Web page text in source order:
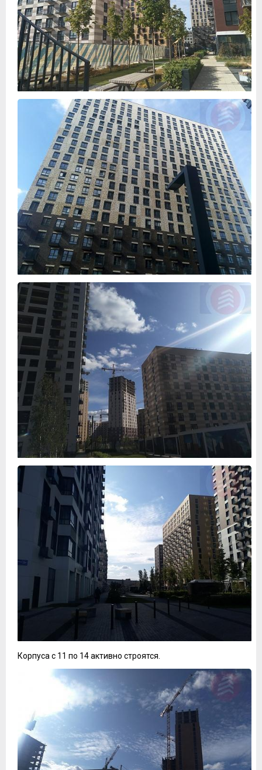
Корпуса с 11 по 14 активно строятся.